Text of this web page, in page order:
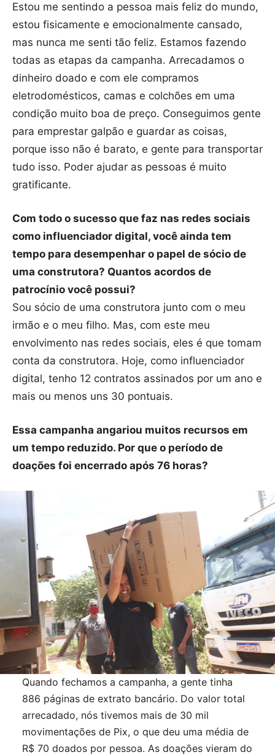
Estou me sentindo a pessoa mais feliz do mundo,
estou fisicamente e emocionalmente cansado,
mas nunca me senti tão feliz. Estamos fazendo
todas as etapas da campanha. Arrecadamos o
dinheiro doado e com ele compramos
eletrodomésticos, camas e colchões em uma
condição muito boa de preço. Conseguimos gente
para emprestar galpão e guardar as coisas,
porque isso não é barato, e gente para transportar
tudo isso. Poder ajudar as pessoas é muito
gratificante.
Com todo o sucesso que faz nas redes sociais
como influenciador digital, você ainda tem
tempo para desempenhar o papel de sócio de
uma construtora? Quantos acordos de
patrocínio você possui?
Sou sócio de uma construtora junto com o meu
irmão e o meu filho. Mas, com este meu
envolvimento nas redes sociais, eles é que tomam
conta da construtora. Hoje, como influenciador
digital, tenho 12 contratos assinados por um ano e
mais ou menos uns 30 pontuais.
Essa campanha angariou muitos recursos em
um tempo reduzido. Por que o período de
doações foi encerrado após 76 horas?
Quando fechamos a campanha, a gente tinha
886 páginas de extrato bancário. Do valor total
arrecadado, nós tivemos mais de 30 mil
movimentações de Pix, o que deu uma média de
R$ 70 doados por pessoa. As doações vieram do